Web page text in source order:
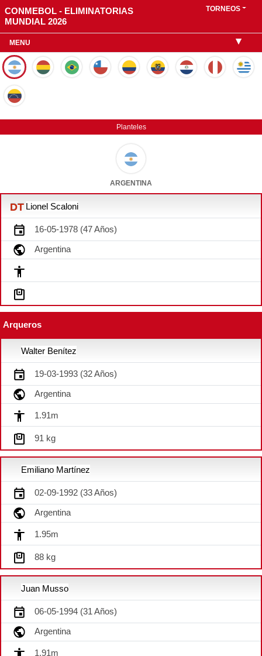
CONMEBOL - ELIMINATORIAS
MUNDIAL 2026
TORNEOS
MENU
Planteles
ARGENTINA
DT Lionel Scaloni
16-05-1978 (47 Años)
Argentina
Arqueros
Walter Benítez
19-03-1993 (32 Años)
Argentina
1.91m
91 kg
Emiliano Martínez
02-09-1992 (33 Años)
Argentina
1.95m
88 kg
Juan Musso
06-05-1994 (31 Años)
Argentina
1.91m